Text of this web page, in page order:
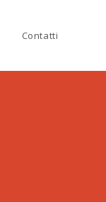
Contatti